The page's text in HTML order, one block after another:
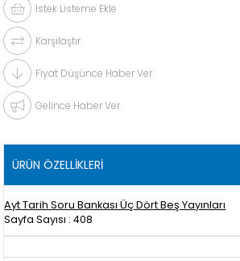
İstek Listeme Ekle
Karşılaştır
Fiyat Düşünce Haber Ver
Gelince Haber Ver
ÜRÜN ÖZELLIKLERI
Ayt Tarih Soru Bankası Üç Dört Beş Yayınları
Sayfa Sayısı : 408